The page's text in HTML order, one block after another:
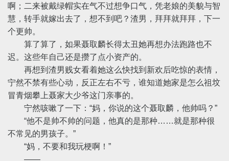
啊；二来被戴绿帽实在气不过想争口气，凭老娘的美貌与智
慧，转手就嫁出去了，想不到吧？渣男，拜拜就拜拜，下一
个更帅。
算了算了，如果聂取麟长得太丑她再想办法跑路也不
迟。这些年自己还是攒了点小资产的。
再想到渣男贱女看着她这么快找到新欢后吃惊的表情，
宁然不禁有些心动，反正左右不亏，谁知道她家是怎么祖坟
冒青烟攀上聂家大少爷这门亲事的。
宁然咳嗽了一下：“妈，你说的这个聂取麟，他帅吗？”
“他不是帅不帅的问题，他真的是那种……就是那种很
不常见的男孩子。”
“妈，不要和我玩梗啊！”
——